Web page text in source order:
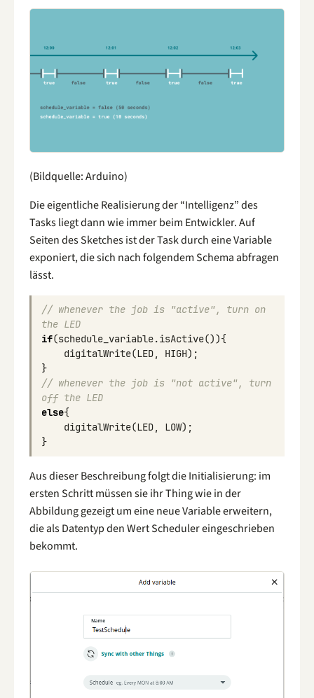
(Bildquelle: Arduino)
Die eigentliche Realisierung der “Intelligenz” des
Tasks liegt dann wie immer beim Entwickler. Auf
Seiten des Sketches ist der Task durch eine Variable
exponiert, die sich nach folgendem Schema abfragen
lässt.
// whenever the job is "active", turn on
the LED
if(schedule_variable.isActive()){
digitalWrite(LED, HIGH);
}
// whenever the job is "not active", turn
off the LED
else{
digitalWrite(LED, LOW);
}
Aus dieser Beschreibung folgt die Initialisierung: im
ersten Schritt müssen sie ihr Thing wie in der
Abbildung gezeigt um eine neue Variable erweitern,
die als Datentyp den Wert Scheduler eingeschrieben
bekommt.